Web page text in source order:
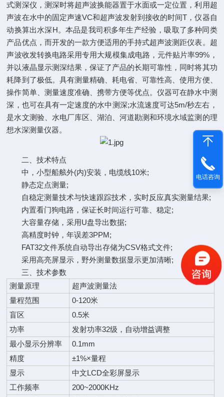
式测深仪，测深时将超声波换能器置于水面或一定位置，利用超
声波在水中的固定声速VC和超声波发射到接收的时间T，仪器自
动换算出水深H。本品是我司积多年生产经验，吸取了多种同类
产品优点，而开发的一款方便适用的手持式超声波测距仪表。超
声波收发转换电路采用专用大规模集成电路，元件贴片率99%，
并以液晶显示测深结果，保证了产品的长期可靠性，同时将其功
耗降到了极低。具有测量精确、耗电省、可靠性高、使用方便、
操作简单、测量速度准确、携带方便等优点。仪器可在静水中测
深，也可在具有一定速度的水中测深;水流速度可达5m/秒左右，
是水文测验、水电厂库区、湖泊、河道勘测和环境水域监测的理
想水深测量仪器。
二、技术特点
中，小型船舷外(内)安装，电缆线10米;
静态定点测量;
自稳定测量技术与快速跟踪技术，实时反应真实测量结果;
内置看门狗电路，保证长时间运行可靠、稳定;
大容量存储，采用U盘导出数据;
高精度时钟，年误差3PPM;
FAT32文件系统自动导出存储为CSV格式文件;
采用高亮屏显示，野外测量数据显示更加清晰;
三、技术参数
测量原理
超声波测量法
量程范围
0-120米
盲区
0.5米
功率
发射功率32级，自动增益调整
最小显示分辨率
0.1mm
精度
±1%×量程
显示
中文LCD全彩屏显示
工作频率
200~2000KHz
电话咨询